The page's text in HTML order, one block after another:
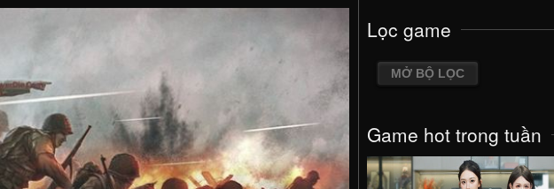
Lọc game
MỞ BỘ LỌC
Game hot trong tuần